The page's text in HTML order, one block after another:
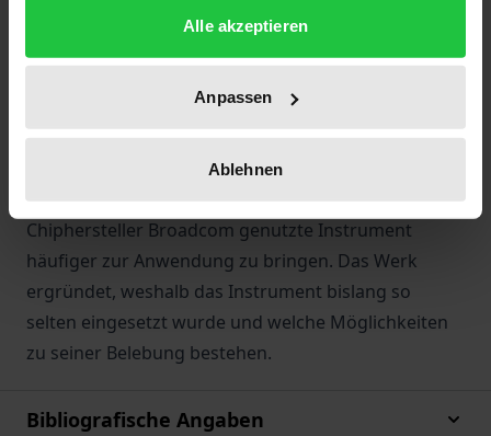
Alle akzeptieren
Anpassen
Ablehnen
erscheint ein solches noch dringlicher. Der deutsche
kartellbehördlicher einstweiliger Maßnahmen
erleichtert. Auch die Europäische Kommission hat
sich vorgenommen, das seit seiner Normierung in
Art. 8 VO 1/2003 erstmals 2019 gegen den
Chiphersteller Broadcom genutzte Instrument
häufiger zur Anwendung zu bringen. Das Werk
ergründet, weshalb das Instrument bislang so
selten eingesetzt wurde und welche Möglichkeiten
zu seiner Belebung bestehen.
Bibliografische Angaben